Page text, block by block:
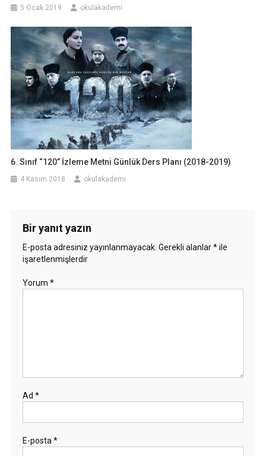
5 Ocak 2019 okulakademi
6. Sınıf “120” İzleme Metni Günlük Ders Planı (2018-2019)
4 Kasım 2018 okulakademi
Bir yanıt yazın
E-posta adresiniz yayınlanmayacak. Gerekli alanlar*ile
işaretlenmişlerdir
Yorum *
Ad *
E-posta *